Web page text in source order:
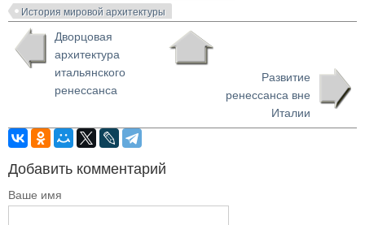
История мировой архитектуры
Дворцовая
архитектура
итальянского
ренессанса
Развитие
ренессанса вне
Италии
Добавить комментарий
Ваше имя